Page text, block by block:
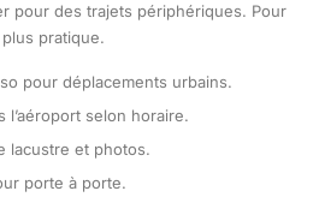
pour des trajets périphériques. Pour
pratique.
pour déplacements urbains.
l’aéroport selon horaire.
lacustre et photos.
porte à porte.